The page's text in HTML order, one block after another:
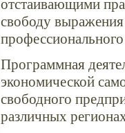
отстаивающими
свободу
Программная
экономической
свободного
различных